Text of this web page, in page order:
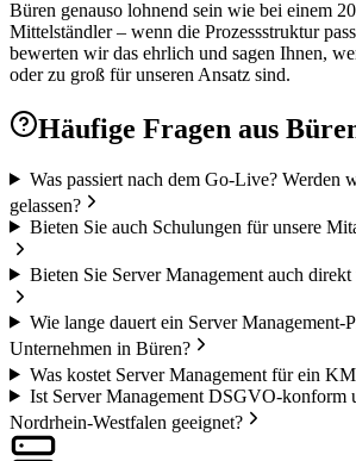
Büren genauso lohnend sein wie bei einem
Mittelständler – wenn die Prozessstruktur
bewerten wir das ehrlich und sagen Ihnen,
oder zu groß für unseren Ansatz sind.
Häufige Fragen aus
Was passiert nach dem Go-Live? Werden
gelassen?
Bieten Sie auch Schulungen für unsere
Bieten Sie Server Management auch
Wie lange dauert ein Server Management-
Unternehmen in Büren?
Was kostet Server Management für ein
Ist Server Management DSGVO-konform
Nordrhein-Westfalen geeignet?